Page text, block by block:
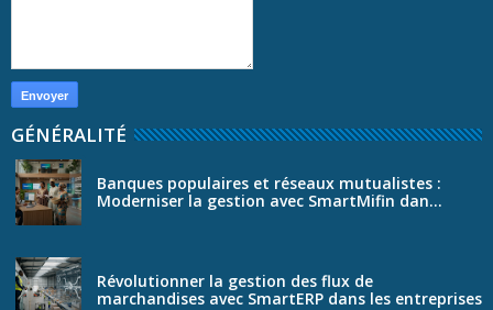
GÉNÉRALITÉ
Banques populaires et réseaux mutualistes :
Moderniser la gestion avec SmartMifin dan...
Révolutionner la gestion des flux de
marchandises avec SmartERP dans les entreprises